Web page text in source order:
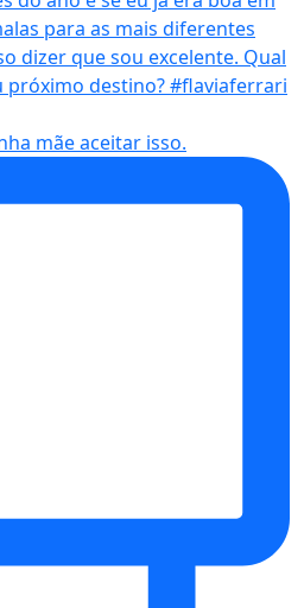
mãe aceitar isso.